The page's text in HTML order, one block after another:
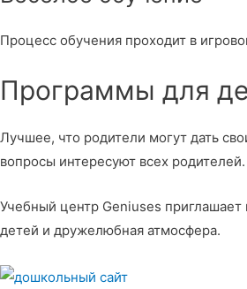
Процесс обучения проходит в
Программы для
Лучшее, что родители могут дать
вопросы интересуют всех
Учебный центр Geniuses
детей и дружелюбная атмосфера.